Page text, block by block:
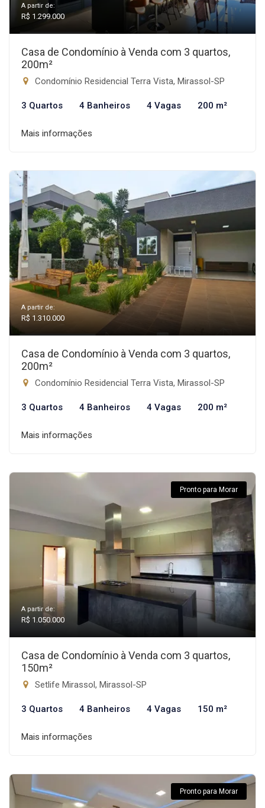
A partir de:
R$ 1.299.000
Casa de Condomínio à Venda com 3 quartos,
200m²
Condomínio Residencial Terra Vista, Mirassol-SP
3 Quartos 4 Banheiros 4 Vagas 200 m²
Mais informações
A partir de:
R$ 1.310.000
Casa de Condomínio à Venda com 3 quartos,
200m²
Condomínio Residencial Terra Vista, Mirassol-SP
3 Quartos 4 Banheiros 4 Vagas 200 m²
Mais informações
Pronto para Morar
A partir de:
R$ 1.050.000
Casa de Condomínio à Venda com 3 quartos,
150m²
Setlife Mirassol, Mirassol-SP
3 Quartos 4 Banheiros 4 Vagas 150 m²
Mais informações
Pronto para Morar